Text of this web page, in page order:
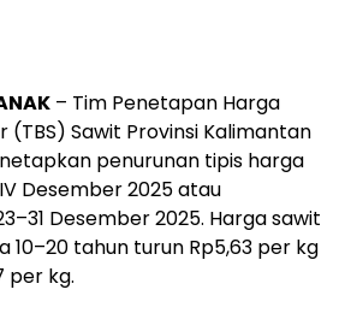
– Tim Penetapan Harga
(TBS) Sawit Provinsi Kalimantan
penurunan tipis harga
Desember 2025 atau
Desember 2025. Harga sawit
10–20 tahun turun Rp5,63 per kg
per kg.